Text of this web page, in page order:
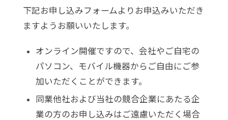
下記お申し込みフォームよりお申込みいただき
ますようお願いいたします。
オンライン開催ですので、会社やご自宅の
パソコン、モバイル機器からご自由にご参
加いただくことができます。
同業他社および当社の競合企業にあたる企
業の方のお申し込みはご遠慮いただく場合